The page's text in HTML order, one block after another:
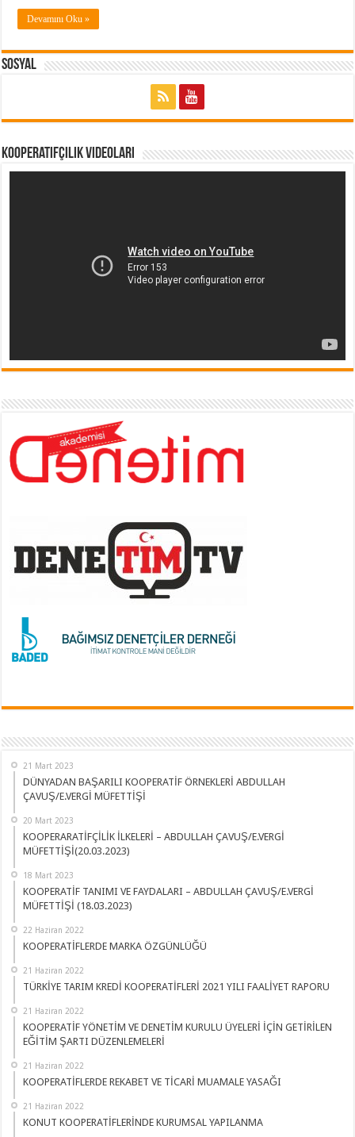
Devamını Oku »
Sosyal
Kooperatifçilik Videoları
21 Mart 2023
DÜNYADAN BAŞARILI KOOPERATİF ÖRNEKLERİ ABDULLAH
ÇAVUŞ/E.VERGİ MÜFETTİŞİ
20 Mart 2023
KOOPERARATİFÇİLİK İLKELERİ – ABDULLAH ÇAVUŞ/E.VERGİ
MÜFETTİŞİ(20.03.2023)
18 Mart 2023
KOOPERATİF TANIMI VE FAYDALARI – ABDULLAH ÇAVUŞ/E.VERGİ
MÜFETTİŞİ (18.03.2023)
22 Haziran 2022
KOOPERATİFLERDE MARKA ÖZGÜNLÜĞÜ
21 Haziran 2022
TÜRKİYE TARIM KREDİ KOOPERATİFLERİ 2021 YILI FAALİYET RAPORU
21 Haziran 2022
KOOPERATİF YÖNETİM VE DENETİM KURULU ÜYELERİ İÇİN GETİRİLEN
EĞİTİM ŞARTI DÜZENLEMELERİ
21 Haziran 2022
KOOPERATİFLERDE REKABET VE TİCARİ MUAMALE YASAĞI
21 Haziran 2022
KONUT KOOPERATİFLERİNDE KURUMSAL YAPILANMA